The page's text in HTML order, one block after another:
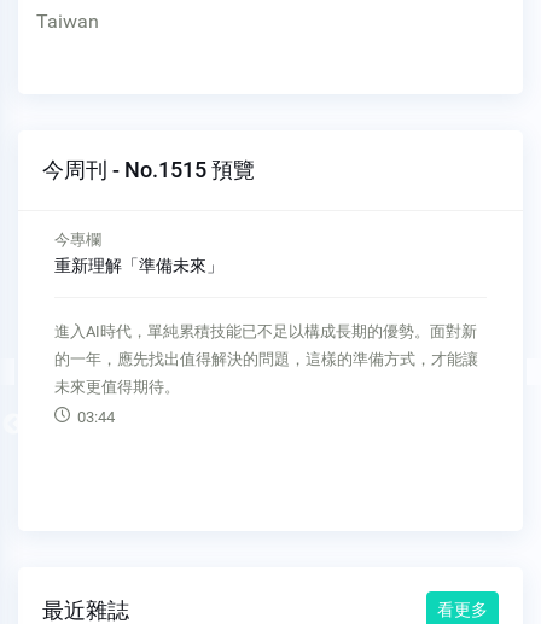
Taiwan
今周刊 - No.1515 預覽
Previous
今專欄
重新理解「準備未來」
進入AI時代，單純累積技能已不足以構成長期的優勢。面對新
的一年，應先找出值得解決的問題，這樣的準備方式，才能讓
未來更值得期待。
03:44
最近雜誌 看更多